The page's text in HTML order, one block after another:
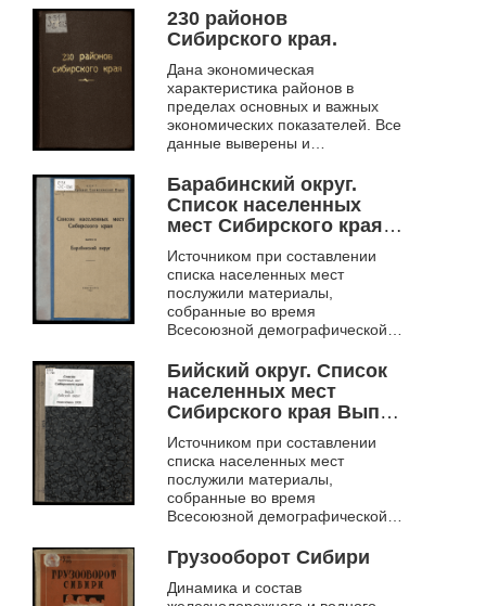
230 районов
Сибирского края.
Дана экономическая
характеристика районов в
пределах основных и важных
экономических показателей. Все
данные выверены и
работниками.
Барабинский округ.
Список населенных
мест Сибирского края
Вып. 3.
Источником при составлении
списка населенных мест
послужили материалы,
собранные во время
Всесоюзной демографической
«Поселенные списки
домохозяев» в сельских
местностях, а...
Бийский округ. Список
населенных мест
Сибирского края Вып.
9.
Источником при составлении
списка населенных мест
послужили материалы,
собранные во время
Всесоюзной демографической
«Поселенные списки
домохозяев» в сельских
местностях, а...
Грузооборот Сибири
Динамика и состав